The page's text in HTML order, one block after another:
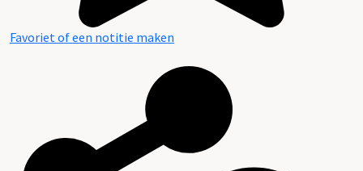
Favoriet of een notitie maken